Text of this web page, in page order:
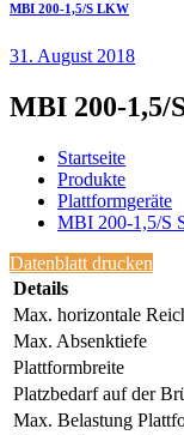
MBI 200-1,5/S LKW
31. August 2018
MBI 200-1,5/
Startseite
Produkte
Plattformgeräte
MBI 200-1,5/S
Datenblatt drucken
Details
Max. horizontale
Max. Absenktiefe
Plattformbreite
Platzbedarf auf der
Max. Belastung